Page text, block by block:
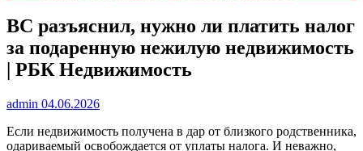
ВС разъяснил, нужно ли платить налог
за подаренную нежилую недвижимость
| РБК Недвижимость
admin 04.06.2026
Если недвижимость получена в дар от близкого родственника,
одариваемый освобождается от уплаты налога. И неважно,